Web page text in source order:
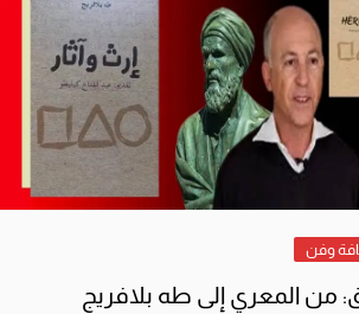
وفن
من المعري إلى طه بلافريج